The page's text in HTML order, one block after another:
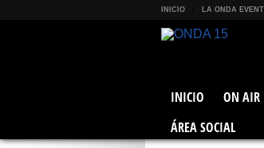
INICIO LA ONDA
INICIO ON AIR
ÁREA SOCIAL